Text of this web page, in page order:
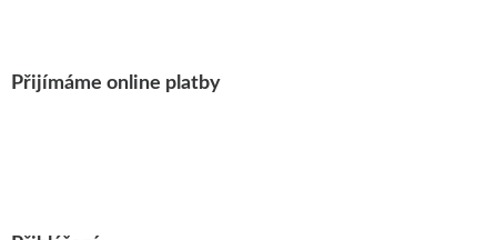
Přijímáme online platby